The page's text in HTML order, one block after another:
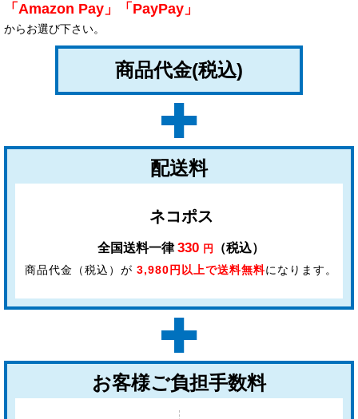
「 Amazon Pay 」「 PayPay 」
からお選び下さい。
商品代金(税込)
配送料
ネコポス
全国送料一律330 円 （税込）
商品代金（税込）が 3,980円以上で送料無料になります。
お客様ご負担手数料